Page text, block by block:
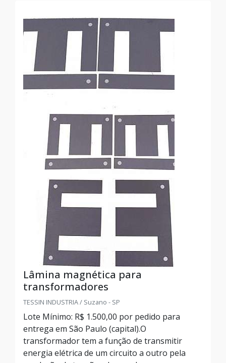
Lâmina magnética para
transformadores
TESSIN INDUSTRIA / Suzano - SP
Lote Mínimo: R$ 1.500,00 por pedido para
entrega em São Paulo (capital).O
transformador tem a função de transmitir
energia elétrica de um circuito a outro pela